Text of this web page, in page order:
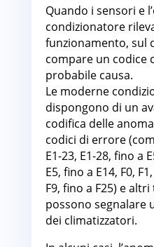
Quando i sensori e
condizionatore
funzionamento, sul
compare un codice
probabile causa.
Le moderne
dispongono di un
codifica delle
codici di errore
E1-23, E1-28, fino a
E5, fino a E14, F0,
F9, fino a F25) e
possono segnalare
dei climatizzatori.